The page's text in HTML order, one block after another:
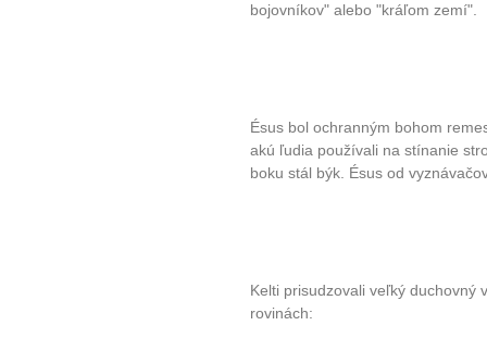
bojovníkov" alebo "kráľom zemí".
Ésus bol ochranným bohom
akú ľudia používali na stínanie
boku stál býk. Ésus od
Kelti prisudzovali veľký duchovný
rovinách: